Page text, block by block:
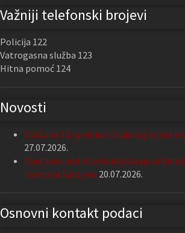
Važniji telefonski brojevi
Policija 122
Vatrogasna služba 123
Hitna pomoć 124
Novosti
Održana 13. sjednica Gradskog vijeća
27.07.2026.
Nastavak podrške Grada Sarajeva
Kantona Sarajevo 20.07.2026.
Osnovni kontakt podaci